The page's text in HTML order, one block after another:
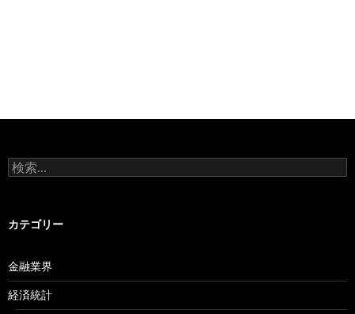
検
索:
カテゴリー
金融業界
経済統計